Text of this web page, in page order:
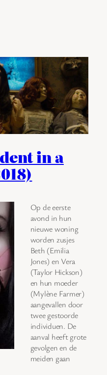
in a
Op de eerste
avond in hun
nieuwe woning
worden zusjes
Beth (Emilia
Jones) en Vera
(Taylor Hickson)
en hun moeder
(Mylène Farmer)
aangevallen door
twee gestoorde
individuen. De
aanval heeft grote
gevolgen en de
meiden gaan